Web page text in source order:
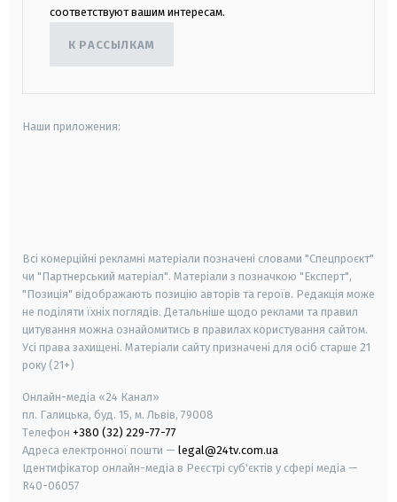
соответствуют вашим интересам.
К РАССЫЛКАМ
Наши приложения:
Всі комерційні рекламні матеріали позначені словами "Спецпроєкт"
чи "Партнерський матеріал". Матеріали з позначкою "Експерт",
"Позиція" відображають позицію авторів та героїв. Редакція може
не поділяти їхніх поглядів. Детальніше щодо реклами та правил
цитування можна ознайомитись в правилах користування сайтом.
Усі права захищені. Матеріали сайту призначені для осіб старше 21
року (21+)
Онлайн-медіа «24 Канал»
пл. Галицька, буд. 15, м. Львів, 79008
Телефон +380 (32) 229-77-77
Адреса електронної пошти — legal@24tv.com.ua
Ідентифікатор онлайн-медіа в Реєстрі суб'єктів у сфері медіа —
R40-06057